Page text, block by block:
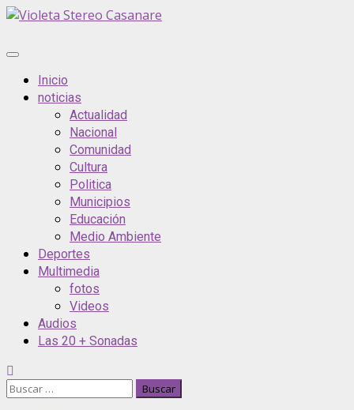
Inicio
noticias
Actualidad
Nacional
Comunidad
Cultura
Politica
Municipios
Educación
Medio Ambiente
Deportes
Multimedia
fotos
Videos
Audios
Las 20 + Sonadas